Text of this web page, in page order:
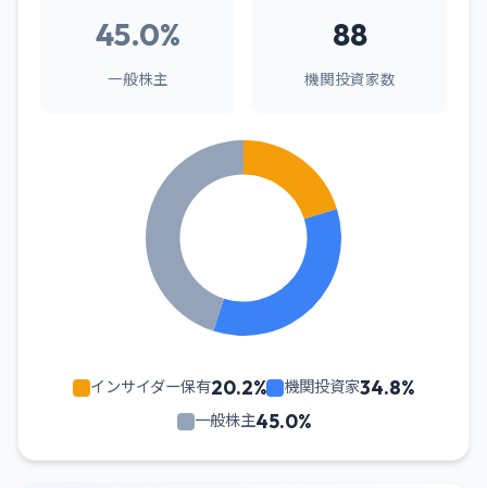
45.0%
一般株主
88
機関投資家数
インサイダー保有20.2% 機関投資家34.8%
一般株主45.0%